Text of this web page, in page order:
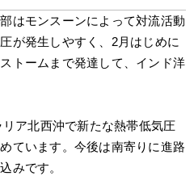
はモンスーンによって対流活動
が発生しやすく、2月はじめに
トームまで発達して、インド洋
ア北西沖で新たな熱帯低気圧
ています。今後は南寄りに進路
みです。